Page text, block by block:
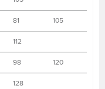
81 105
112
98 120
128